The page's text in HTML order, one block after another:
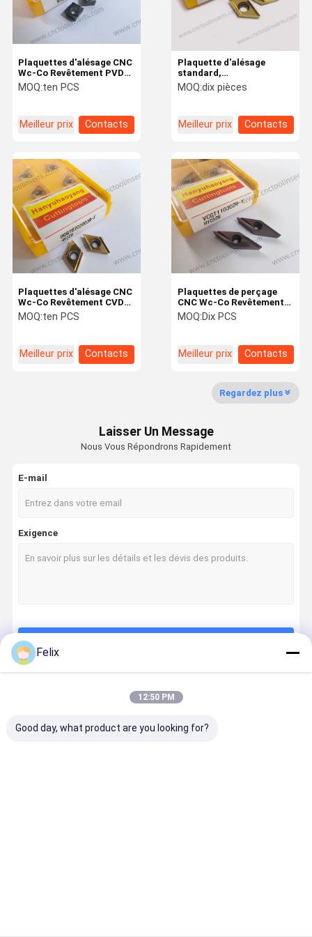
À La Maison
À Propos De
Contrôle De
Nous
Série de reing de précision
Série spéciale à rainures flexibles
Série spéciale d'engrenages
Série spéciale de fraisage par rainures
Precision Milling Series
Série d'outils de rainure
Série de pellicules lourdes
outils en carbure solide
Plaquette d'alésage
standard,
DCGT0702003R-F, insert
CNC de haute qualité, en
rainure droite
MOQ:dix pièces
Meilleur prix Contacts
Plaquettes d'alésage CNC
Wc-Co Revêtement PVD
SPXT060304F01L-2L
HYB208, Applicables à
difficiles à usiner, à
l'exception des
MOQ:ten PCS
Meilleur prix Contacts
Plaquettes de perçage
CNC Wc-Co Revêtement
PVD VCGT110302R-Y
HYC508, Adaptées à
MOQ:Dix PCS
Meilleur prix Contacts
Plaquettes d'alésage CNC
Wc-Co Revêtement CVD
DCGT0702003R-F
HYZ08, Adaptées à
MOQ:ten PCS
Meilleur prix Contacts
Regardez plus
Laisser Un Message
Nous Vous Répondrons Rapidement
E-mail
Exigence
Felix
12:50 PM
Good day, what product are you looking for?